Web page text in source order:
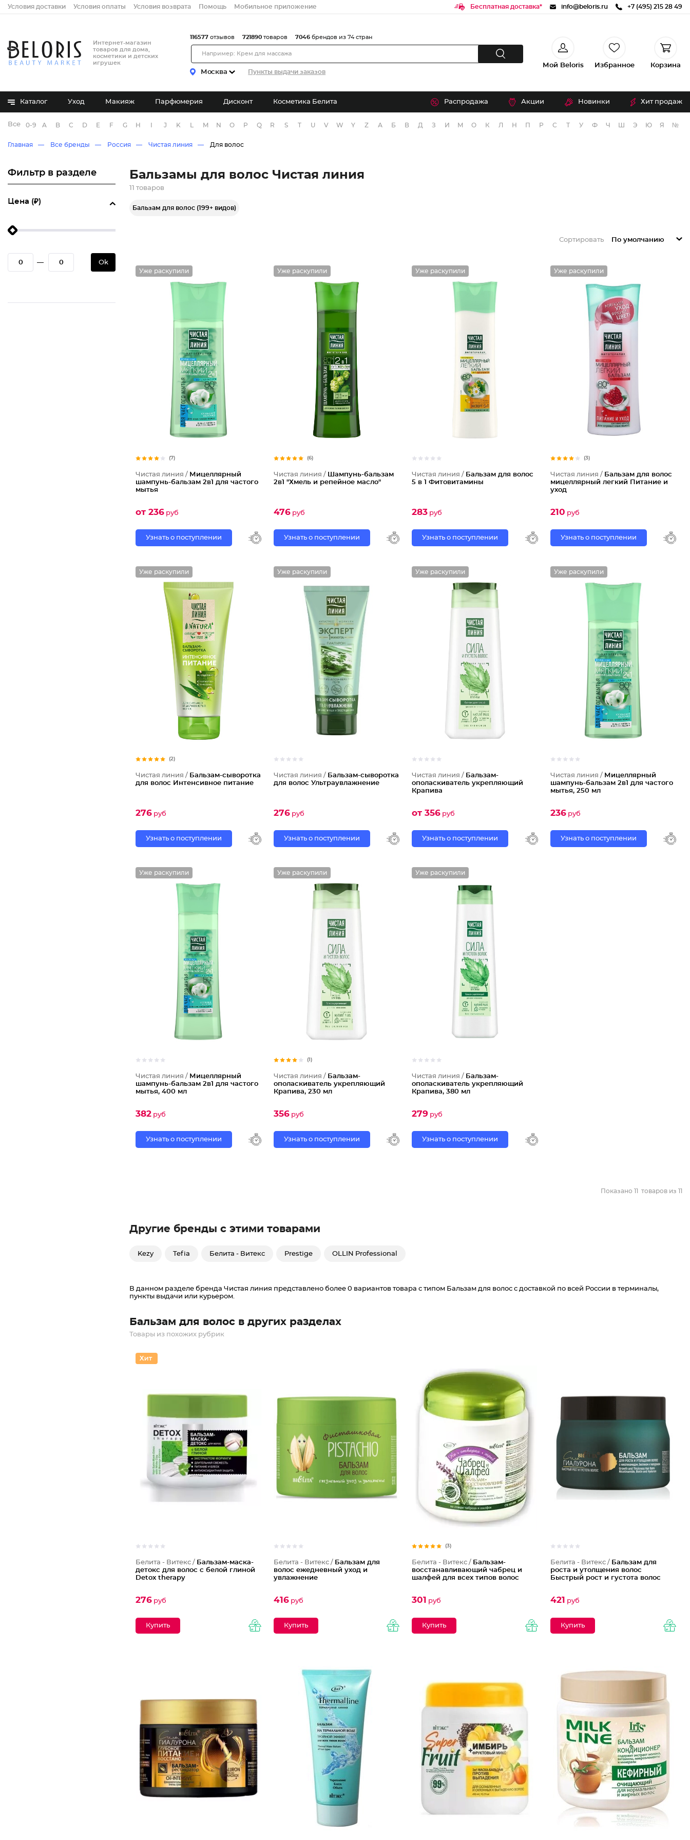
Условия доставки Условия оплаты Условия возврата Помощь Мобильное приложение Бесплатная доставка* info@beloris.ru +7 (495) 215 28 49
Интернет-магазин
товаров для дома,
косметики и детских
игрушек
Москва Пункты выдачи заказов
116577 отзывов 721890 товаров 7046 брендов из 74 стран
Мой Beloris Избранное Корзина
Каталог Уход Макияж Парфюмерия Дисконт Косметика Белита Распродажа Акции Новинки Хит продаж
Все бренды
0-9 A B C D E F G H J K M N O P Q R S T U V W Y Z А Б В Д З И М О К Л Н П Р С Т У Ф Ч Э Ю Я №
Главная Все бренды Россия Чистая линия Для волос
Фильтр в разделе
Цена (₽)
— Ok
Бальзамы для волос Чистая линия
11 товаров
Бальзам для волос (199+ видов)
Сортировать По умолчанию
Уже раскупили
(7)
Чистая линия / Мицеллярный
шампунь-бальзам 2в1 для частого
мытья
от 236руб
Узнать о поступлении
Уже раскупили
(6)
Чистая линия / Шампунь-бальзам
2в1 "Хмель и репейное масло"
476руб
Узнать о поступлении
Уже раскупили
Чистая линия / Бальзам для волос
5 в 1 Фитовитамины
283 руб
Узнать о поступлении
Уже раскупили
(3)
Чистая линия / Бальзам для волос
мицеллярный легкий Питание и
уход
210 руб
Узнать о поступлении
Уже раскупили
(2)
Чистая линия / Бальзам-сыворотка
для волос Интенсивное питание
276руб
Узнать о поступлении
Уже раскупили
Чистая линия / Бальзам-сыворотка
для волос Ультраувлажнение
276руб
Узнать о поступлении
Уже раскупили
Чистая линия / Бальзам-
ополаскиватель укрепляющий
Крапива
от 356 руб
Узнать о поступлении
Уже раскупили
Чистая линия / Мицеллярный
шампунь-бальзам 2в1 для частого
мытья, 250 мл
236руб
Узнать о поступлении
Уже раскупили
Чистая линия / Мицеллярный
шампунь-бальзам 2в1 для частого
мытья, 400 мл
382руб
Узнать о поступлении
Уже раскупили
(1)
Чистая линия / Бальзам-
ополаскиватель укрепляющий
Крапива, 230 мл
356руб
Узнать о поступлении
Уже раскупили
Чистая линия / Бальзам-
ополаскиватель укрепляющий
Крапива, 380 мл
279 руб
Узнать о поступлении
Показано 11 товаров из 11
Другие бренды с этими товарами
Kezy Tefia Белита - Витекс Prestige OLLIN Professional
В данном разделе бренда Чистая линия представлено более 0 вариантов товара с типом Бальзам для волос c доставкой по всей России в терминалы,
пункты выдачи или курьером.
Бальзам для волос в других разделах
Товары из похожих рубрик
Белита - Витекс / Бальзам-маска-
детокс для волос с белой глиной
Detox therapy
276руб
Белита - Витекс / Бальзам для
волос ежедневный уход и
увлажнение
416руб
(3)
Белита - Витекс / Бальзам-
восстанавливающий чабрец и
шалфей для всех типов волос
301 руб
Белита - Витекс / Бальзам для
роста и утолщения волос
Быстрый рост и густота волос
421 руб